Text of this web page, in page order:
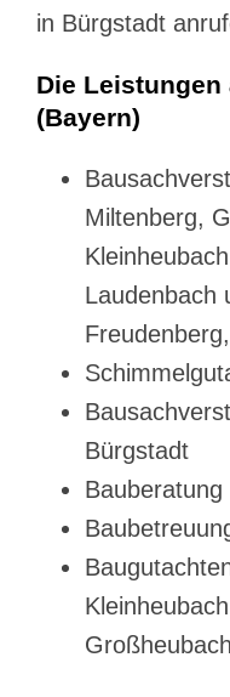
in Bürgstadt
Die
(Bayern)
Miltenberg,
Laudenbach
Bürgstadt
Großheubach